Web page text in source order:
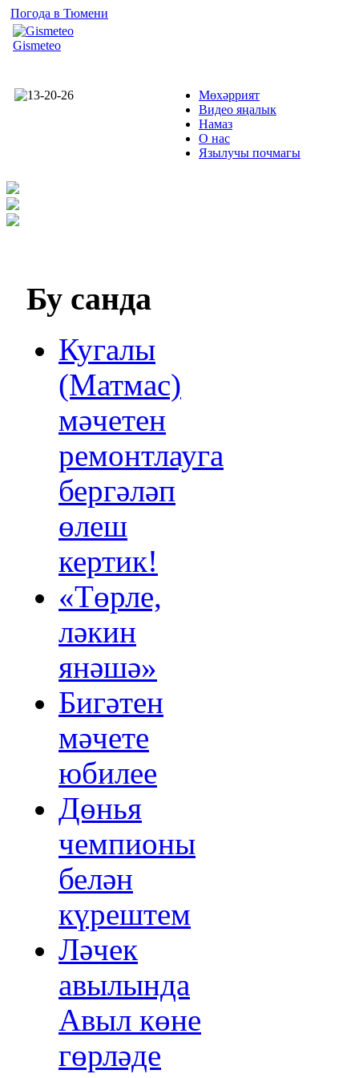
Погода в Тюмени
Gismeteo
Мөхәррият
Видео яңалык
Намаз
О нас
Язылучы почмагы
Бу санда
Кугалы
(Матмас)
мәчетен
ремонтлауга
бергәләп
өлеш
кертик!
«Төрле,
ләкин
янәшә»
Бигәтен
мәчете
юбилее
Дөнья
чемпионы
белән
күрештем
Ләчек
авылында
Авыл көне
гөрләде